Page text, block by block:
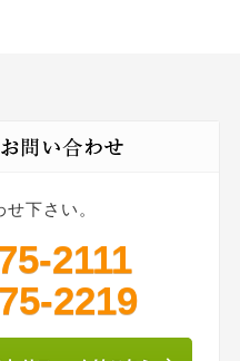
下さい。
2111
2219